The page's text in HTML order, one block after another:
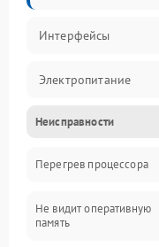
Интерфейсы
Электропитание
Корпус/Герметичность
Механика
ПО/Микропрограмма
Неисправности
Перегрев процессора
Не видит оперативную
память